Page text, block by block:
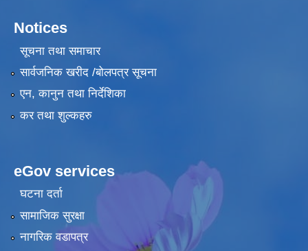
Notices
सूचना तथा समाचार
सार्वजनिक खरीद /बोलपत्र सूचना
एन, कानुन तथा निर्देशिका
कर तथा शुल्कहरु
eGov services
घटना दर्ता
सामाजिक सुरक्षा
नागरिक वडापत्र